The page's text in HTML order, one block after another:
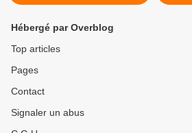
Hébergé par Overblog
Top articles
Pages
Contact
Signaler un abus